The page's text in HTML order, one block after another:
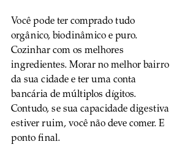
Você pode ter comprado tudo
orgânico, biodinâmico e puro.
Cozinhar com os melhores
ingredientes. Morar no melhor bairro
da sua cidade e ter uma conta
bancária de múltiplos dígitos.
Contudo, se sua capacidade digestiva
estiver ruim, você não deve comer. E
ponto final.